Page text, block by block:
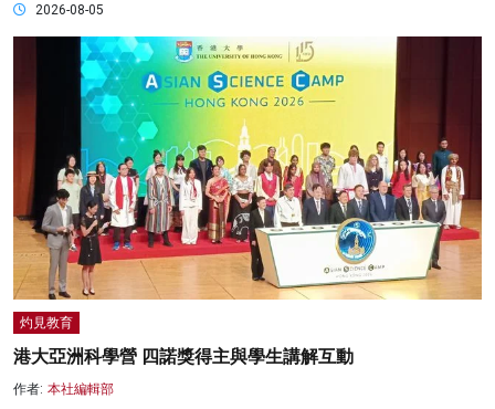
2026-08-05
灼見教育
港大亞洲科學營 四諾獎得主與學生講解互動
作者: 本社編輯部